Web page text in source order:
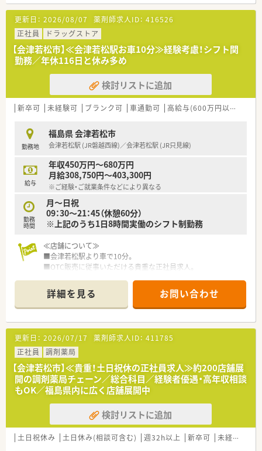
【想定されるキャリアイメージ】
■小児科や内科の調剤ノウハウをマスターし質の高い対人業務
をこなせる薬剤師へと着実に成長できます。
■経験を積んだ後は管理薬剤師やエリアマネージャー、各種専門
スペシャリストとしての道を目指せます。
■リクルーターとして採用イベントへの登壇や新卒採用の企画
運営に携わるなど多彩な活躍が可能です。
【やりがい/おすすめポイント】
■個人の「やりたい」という自発的な意思を尊重し店舗運営や採
■最新の調剤機器を完備しているため現場業務の効率化を図り
新しい業務へ時間を割くことができます。
■20代から30代の若手が伸び伸びと活躍しており自分の頑張り
がしっかり評価へ結びつきます。
【法人特徴について】
■会津若松エリアを中心に展開し従来の薬局の枠にとらわれな
い新しい価値の創造を目指す企業です。
■経営陣と社員の距離が非常に近く風通しの良い組織構造で若
手のアイデアを柔軟に取り入れています。
激を与え合える出向研修なども実施しています。
更新日： 2026/08/07 薬剤師求人ID： 416526
正社員
ドラッグストア
【会津若松市】≪会津若松駅お車10分≫経験考慮！シフト関
勤務／年休116日と休み多め
検討リストに追加
新卒可 未経験可 ブランク可 車通勤可 高給与(600万円以上)
勤務地
福島県 会津若松市
会津若松駅 (JR磐越西線)／会津若松駅 (JR只見線)
給与
年収450万円～680万円
月給308,750円～403,300円
※ご経験・ご就業条件などにより異なる
勤務
時間
月～日祝
09：30～21：45（休憩60分）
※上記のうち1日8時間実働のシフト制勤務
≪店舗について≫
■会津若松駅より車で10分。
■OTC販売に従事いただける貴重な正社員求人。
■OTC未経験の方もお気軽にお問合せください。
◎企業の特徴◎
■業界上位で全国展開の安定企業！
■薬剤師と他の職種で業務を割振り、薬剤師の負荷を軽減してい
ます。
薬剤師はレジ業務を軽減、ＯＴＣのカウンセリング販売に集中す
ることで専門性を十分に発揮できます。
■経験不問の求人！未経験・異業種からチャレンジしたい方に
も。
未経験者の採用実績も多数あり、今後も積極採用します。
■月に1回の集合教育で学んだ知識を、現場教育で実践しながら
知識化するため初めての方も安心です！
■正社員（転勤の可否によりエリア限定社員もあり）・パート・契
約社員等、ご就業形態もご自身のライフスタイルに合わせて選ん
詳細を見る お問い合わせ
更新日： 2026/07/17 薬剤師求人ID： 411785
正社員
調剤薬局
【会津若松市】≪貴重！土日祝休の正社員求人≫約200店舗展
開の調剤薬局チェーン／総合科目／経験者優遇・高年収相談
もOK／福島県内に広く店舗展開中
検討リストに追加
土日祝休み 土日休み(相談可含む) 週32h以上 新卒可 未経験可